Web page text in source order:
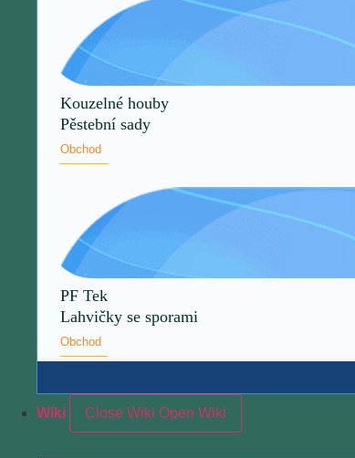
Kouzelné houby
Pěstební sady
Obchod
PF Tek
Lahvičky se sporami
Obchod
Wiki Close Wiki Open Wiki